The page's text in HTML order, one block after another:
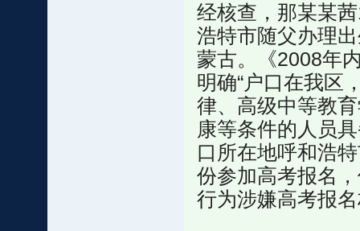
经核查，那某某
浩特市随父办理
蒙古。《2008年
明确“户口在我区
律、高级中等教
康等条件的人员
口所在地呼和浩
份参加高考报名
行为涉嫌高考报